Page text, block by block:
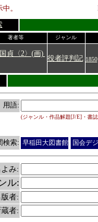
。
著者等 ジャンル
貞〈2〉(画)
役者評判記 1850
用語:
(ジャンル・作品解題[J/E]・書
検索: 早稲田大図書館 国会デ
み:
ル:
者:
蔵者: